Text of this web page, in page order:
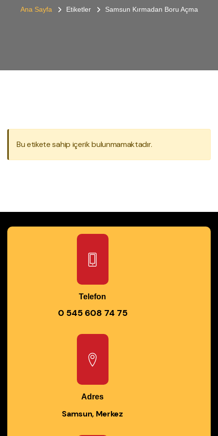
Ana Sayfa Etiketler Samsun Kırmadan Boru Açma
Bu etikete sahip içerik bulunmamaktadır.
Telefon
0 545 608 74 75
Adres
Samsun, Merkez